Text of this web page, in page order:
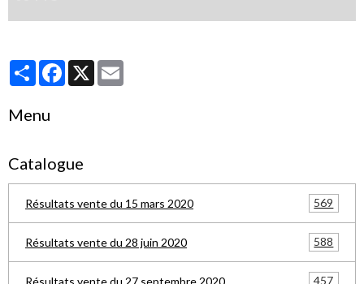
PartagerFacebook
X
Menu
Catalogue
Résultats vente du 15 mars 2020 569
Résultats vente du 28 juin 2020 588
Résultats vente du 27 septembre 2020 457